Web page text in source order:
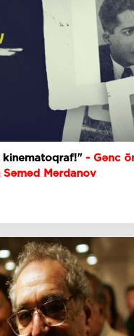
kinematoqraf!"- Gənc ömrünün 8 ilini
Mərdanov